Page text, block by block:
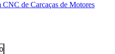
de Carcaças de Motores